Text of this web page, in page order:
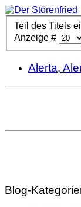
Teil des Titels
Anzeige #
Alerta,
Blog-